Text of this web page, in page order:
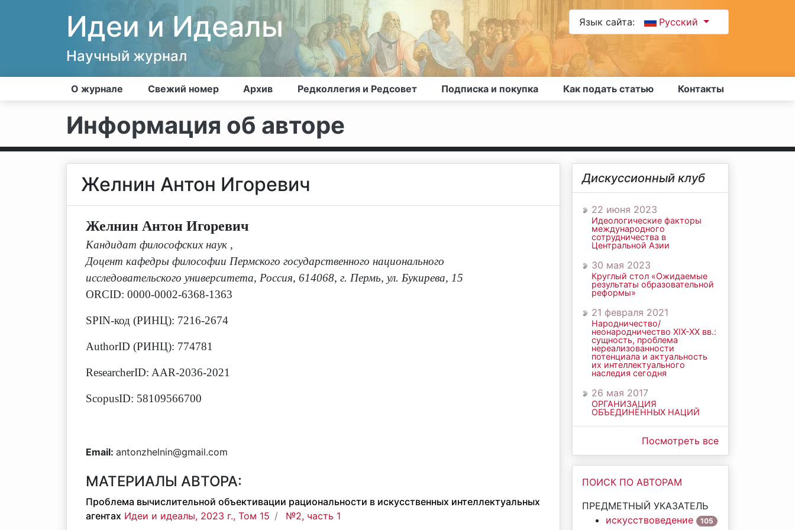
Идеи и Идеалы
Научный журнал
Язык сайта: Русский
О журнале Свежий номер Архив Редколлегия и Редсовет Подписка и покупка Как подать статью Контакты
Информация об авторе
Желнин Антон Игоревич
Желнин Антон Игоревич
Кандидат философских наук ,
Доцент кафедры философии Пермского государственного национального
исследовательского университета, Россия, 614068, г. Пермь, ул. Букирева, 15
ORCID: 0000-0002-6368-1363
SPIN-код (РИНЦ): 7216-2674
AuthorID (РИНЦ): 774781
ResearcherID: AAR-2036-2021
ScopusID: 58109566700
Email: antonzhelnin@gmail.com
МАТЕРИАЛЫ АВТОРА:
Проблема вычислительной объективации рациональности в искусственных интеллектуальных
агентах Идеи и идеалы, 2023 г., Том 15 №2, часть 1
Дискуссионный клуб
22 июня 2023
Идеологические факторы
международного
сотрудничества в
Центральной Азии
30 мая 2023
Круглый стол «Ожидаемые
результаты образовательной
реформы»
21 февраля 2021
Народничество/
неонародничество ХIХ-ХХ вв.:
сущность, проблема
нереализованности
потенциала и актуальность
их интеллектуального
наследия сегодня
26 мая 2017
ОРГАНИЗАЦИЯ
ОБЪЕДИНЁННЫХ НАЦИЙ
Посмотреть все
ПОИСК ПО АВТОРАМ
ПРЕДМЕТНЫЙ УКАЗАТЕЛЬ
искусствоведение
105